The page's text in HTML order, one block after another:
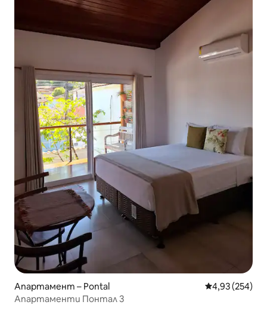
Апартамент – Pontal Средна
4,93 (254)
Апартаменти Понтал 3